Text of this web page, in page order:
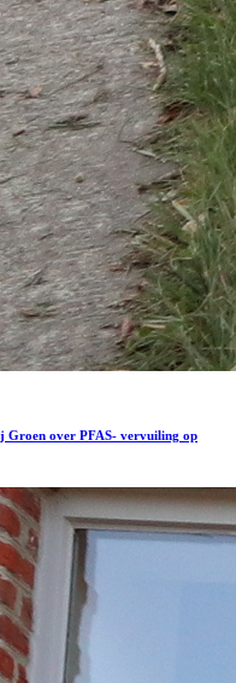
Groen over PFAS- vervuiling op